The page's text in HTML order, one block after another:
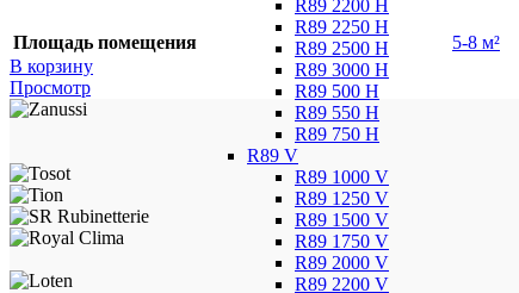
R89 2200 H
R89 2250 H
R89 2500 H
R89 3000 H
R89 500 H
R89 550 H
R89 750 H
R89 V
R89 1000 V
R89 1250 V
R89 1500 V
R89 1750 V
R89 2000 V
R89 2200 V
Площадь помещения
5-8 м²
В корзину
Просмотр